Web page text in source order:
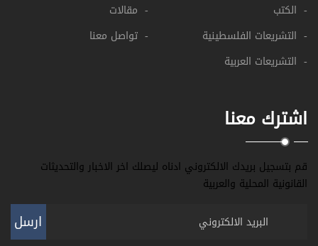
- الكتب
- التشريعات الفلسطينية
- التشريعات العربية
- مقالات
- تواصل معنا
اشترك معنا
قم بتسجيل بريدك الالكتروني ادناه ليصلك اخر الاخبار والتحديثات
القانونية المحلية والعربية
ارسل